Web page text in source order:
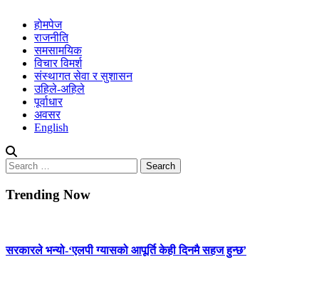
होमपेज
राजनीति
समसामयिक
विचार विमर्श
संस्थागत सेवा र सुशासन
उहिले-अहिले
पूर्वाधार
अवसर
English
Search
for:
Trending Now
सरकारले भन्यो-‘एलपी ग्यासको आपूर्ति केही दिनमै सहज हुन्छ’